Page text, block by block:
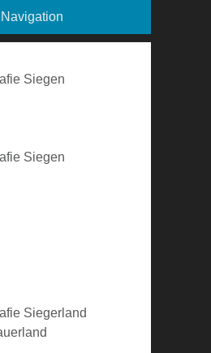
Navigation